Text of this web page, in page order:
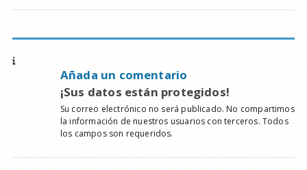
Añada un comentario
¡Sus datos están protegidos!
Su correo electrónico no será publicado. No compartimos
la información de nuestros usuarios con terceros. Todos
los campos son requeridos.